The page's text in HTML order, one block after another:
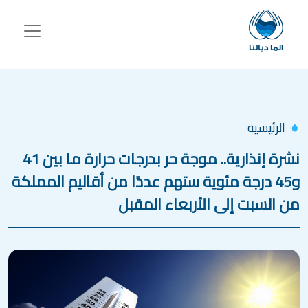
تجاوز إلى المحتوى الرئيسي
الرئيسية
نشرة إنذارية.. موجة حر بدرجات حرارة ما بين 41
و45 درجة مئوية ستهم عددًا من أقاليم المملكة
من السبت إلى الأربعاء المقبل